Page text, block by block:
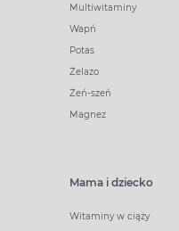
Multiwitaminy
Wapń
Potas
Żelazo
Żeń-szeń
Magnez
Mama i dziecko
Witaminy w ciąży